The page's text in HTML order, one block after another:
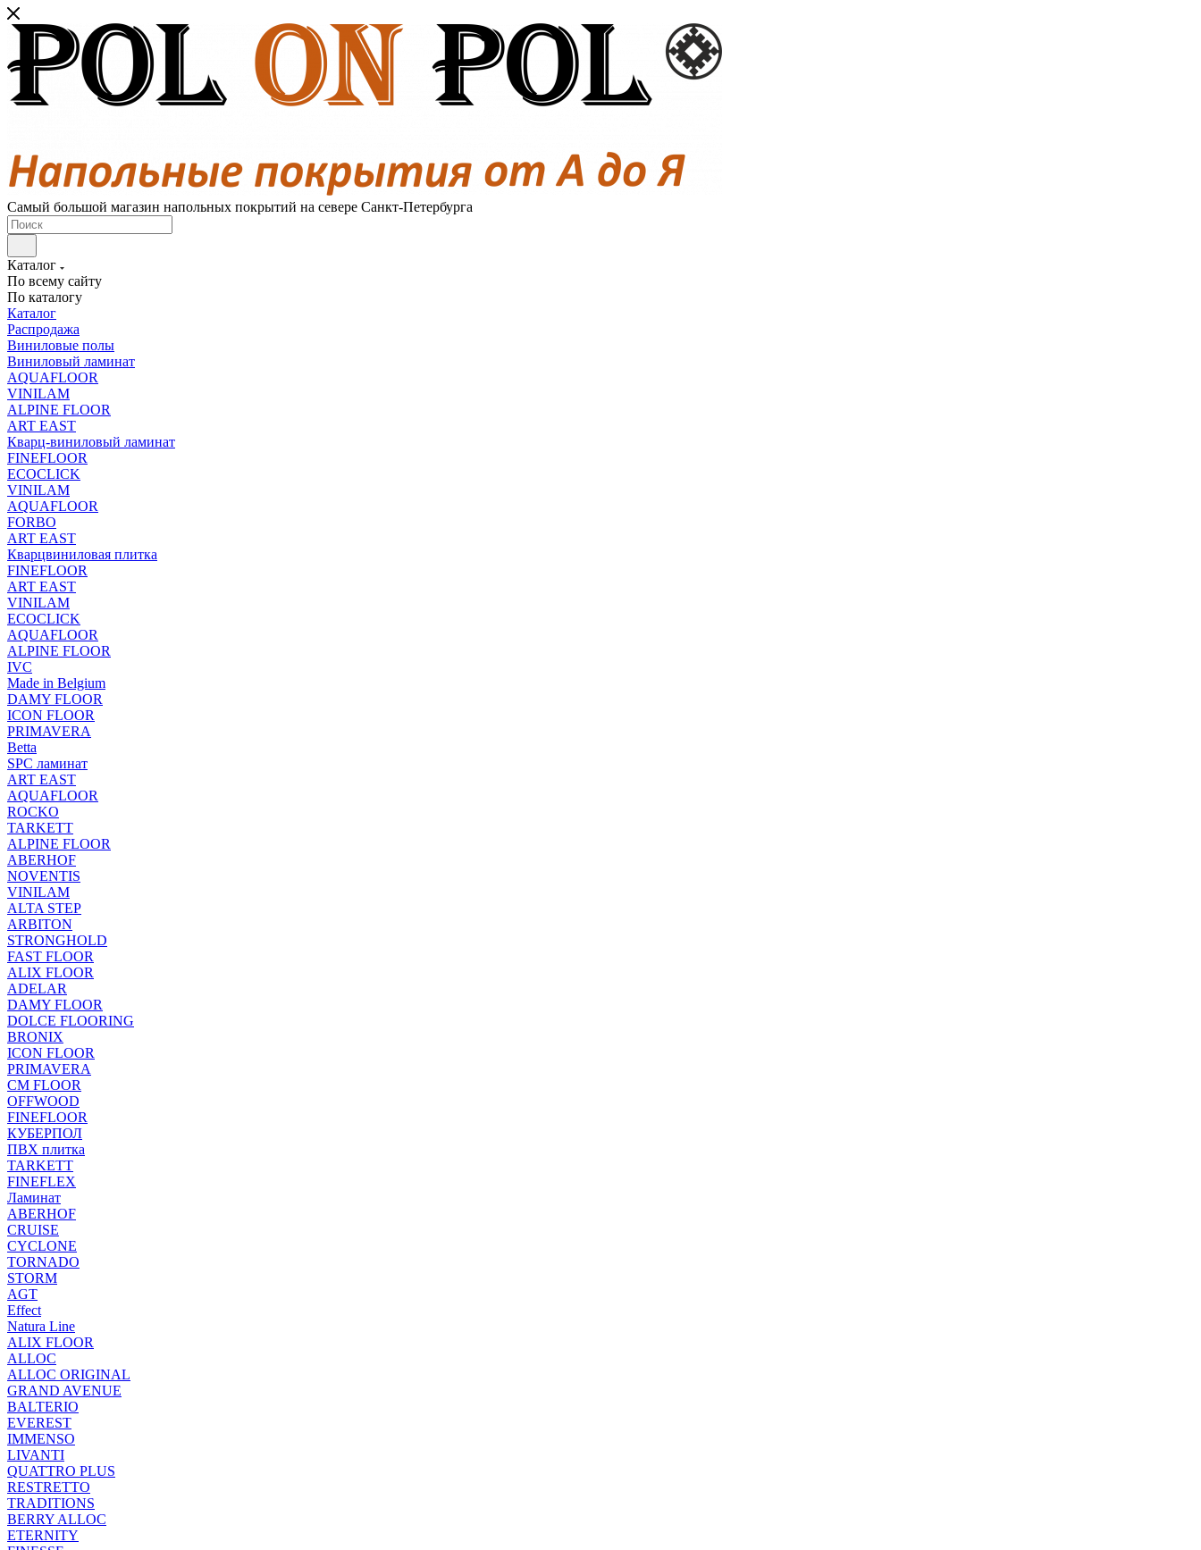
Самый большой магазин напольных покрытий на севере Санкт-Петербурга
Каталог
По всему сайту
По каталогу
Каталог
Распродажа
Виниловые полы
Виниловый ламинат
AQUAFLOOR
VINILAM
ALPINE FLOOR
ART EAST
Кварц-виниловый ламинат
FINEFLOOR
ECOCLICK
VINILAM
AQUAFLOOR
FORBO
ART EAST
Кварцвиниловая плитка
FINEFLOOR
ART EAST
VINILAM
ECOCLICK
AQUAFLOOR
ALPINE FLOOR
IVC
Made in Belgium
DAMY FLOOR
ICON FLOOR
PRIMAVERA
Betta
SPC ламинат
ART EAST
AQUAFLOOR
ROCKO
TARKETT
ALPINE FLOOR
ABERHOF
NOVENTIS
VINILAM
ALTA STEP
ARBITON
STRONGHOLD
FAST FLOOR
ALIX FLOOR
ADELAR
DAMY FLOOR
DOLCE FLOORING
BRONIX
ICON FLOOR
PRIMAVERA
CM FLOOR
OFFWOOD
FINEFLOOR
КУБЕРПОЛ
ПВХ плитка
TARKETT
FINEFLEX
Ламинат
ABERHOF
CRUISE
CYCLONE
TORNADO
STORM
AGT
Effect
Natura Line
ALIX FLOOR
ALLOC
ALLOC ORIGINAL
GRAND AVENUE
BALTERIO
EVEREST
IMMENSO
LIVANTI
QUATTRO PLUS
RESTRETTO
TRADITIONS
BERRY ALLOC
ETERNITY